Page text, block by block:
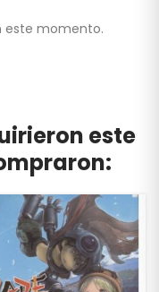
este momento.
este